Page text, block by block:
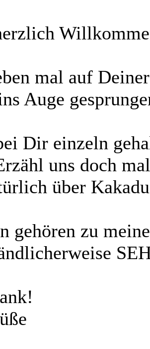
mal auf
Auge
Dir einzeln
uns doch
über
gehören zu